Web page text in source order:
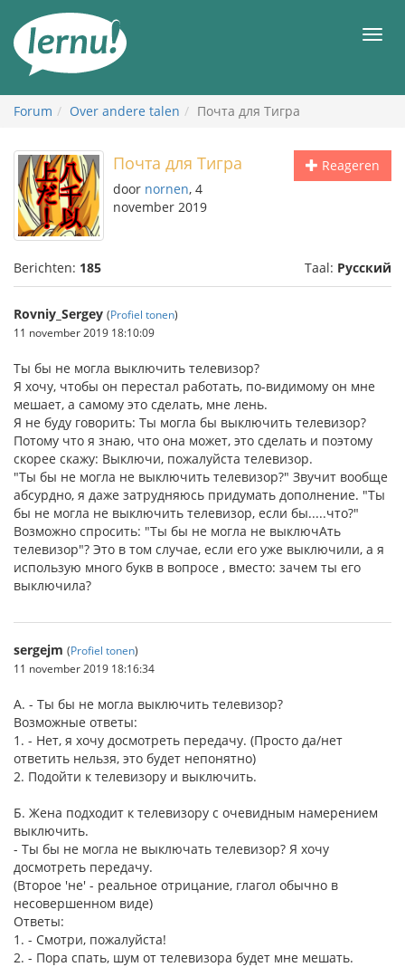
inhoud
Forum Over andere talen Почта для Тигра
Reageren
Почта для Тигра
door nornen, 4
november 2019
Berichten: 185 Taal: Русский
Rovniy_Sergey (Profiel tonen)
11 november 2019 18:10:09
Ты бы не могла выключить телевизор?
Я хочу, чтобы он перестал работать, по-видимому он мне
мешает, а самому это сделать, мне лень.
Я не буду говорить: Ты могла бы выключить телевизор?
Потому что я знаю, что она может, это сделать и поэтому
скорее скажу: Выключи, пожалуйста телевизор.
"Ты бы не могла не выключить телевизор?" Звучит вообще
абсурдно, я даже затрудняюсь придумать дополнение. "Ты
бы не могла не выключить телевизор, если бы.....что?"
Возможно спросить: "Ты бы не могла не выключАть
телевизор"? Это в том случае, если его уже выключили, а я
использую много букв в вопросе , вместо: зачем ты его
выключила?
sergejm (Profiel tonen)
11 november 2019 18:16:34
А. - Ты бы не могла выключить телевизор?
Возможные ответы:
1. - Нет, я хочу досмотреть передачу. (Просто да/нет
ответить нельзя, это будет непонятно)
2. Подойти к телевизору и выключить.
Б. Жена подходит к телевизору с очевидным намерением
выключить.
- Ты бы не могла не выключать телевизор? Я хочу
досмотреть передачу.
(Второе 'не' - реальное отрицание, глагол обычно в
несовершенном виде)
Ответы:
1. - Смотри, пожалуйста!
2. - Пора спать, шум от телевизора будет мне мешать.